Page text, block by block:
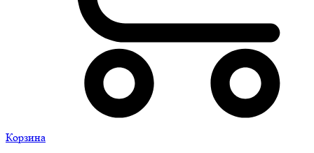
Корзина